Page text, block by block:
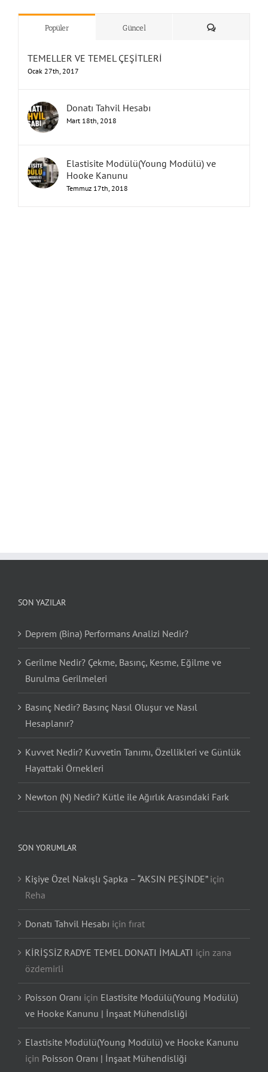
& ”Humbarahane”
Popüler Güncel Yorum
TEMELLER VE TEMEL ÇEŞİTLERİ
Ocak 27th, 2017
Donatı Tahvil Hesabı
Mart 18th, 2018
Elastisite Modülü(Young Modülü) ve
Hooke Kanunu
Temmuz 17th, 2018
SON YAZILAR
Deprem (Bina) Performans Analizi Nedir?
Gerilme Nedir? Çekme, Basınç, Kesme, Eğilme ve
Burulma Gerilmeleri
Basınç Nedir? Basınç Nasıl Oluşur ve Nasıl
Hesaplanır?
Kuvvet Nedir? Kuvvetin Tanımı, Özellikleri ve Günlük
Hayattaki Örnekleri
Newton (N) Nedir? Kütle ile Ağırlık Arasındaki Fark
SON YORUMLAR
Kişiye Özel Nakışlı Şapka – “AKSIN PEŞİNDE”için
Reha
Donatı Tahvil Hesabı için fırat
KİRİŞSİZ RADYE TEMEL DONATI İMALATI için zana
özdemirli
Poisson Oranı için Elastisite Modülü(Young Modülü)
ve Hooke Kanunu | İnşaat Mühendisliği
Elastisite Modülü(Young Modülü) ve Hooke Kanunu
için Poisson Oranı | İnşaat Mühendisliği